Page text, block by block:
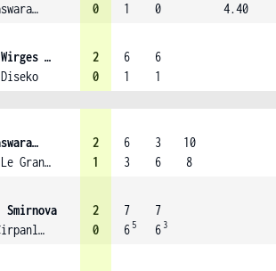
Easwaramurthi
0
1
0
4.40
Wirges (4)
Diseko
2
0
6
1
6
1
Easwaramurthi
Le Grange
2
1
6
3
3
6
10
8
Smirnova
Cirpanli (2)
2
0
7
6 5
7
6 3